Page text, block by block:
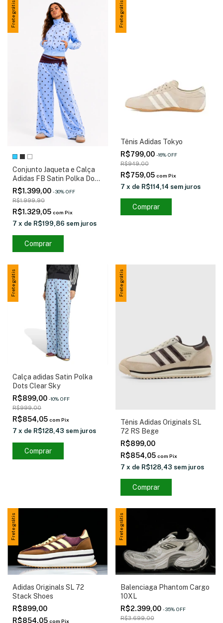
Frete grátis
Conjunto Jaqueta e Calça
Adidas FB Satin Polka Dots
TT Clear Sky
R$1.399,00 -30% OFF
R$1.999,90
R$1.329,05 com Pix
7 x de R$199,86 sem juros
Comprar
Frete grátis
Tênis Adidas Tokyo
R$799,00 -16% OFF
R$949,00
R$759,05 com Pix
7 x de R$114,14 sem juros
Comprar
Frete grátis
Calça adidas Satin Polka
Dots Clear Sky
R$899,00 -10% OFF
R$999,00
R$854,05 com Pix
7 x de R$128,43 sem juros
Comprar
Frete grátis
Tênis Adidas Originals SL
72 RS Bege
R$899,00
R$854,05 com Pix
7 x de R$128,43 sem juros
Comprar
Frete grátis
Adidas Originals SL 72
Stack Shoes
R$899,00
R$854,05 com Pix
Frete grátis
Balenciaga Phantom Cargo
10XL
R$2.399,00 -35% OFF
R$3.699,00